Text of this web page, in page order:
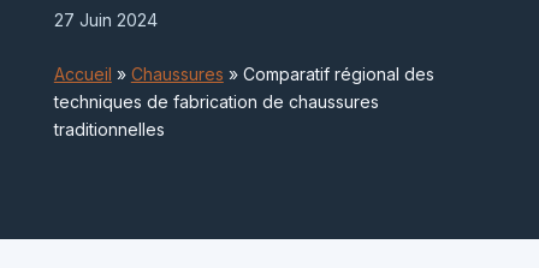
27 Juin 2024
Accueil » Chaussures » Comparatif régional des
techniques de fabrication de chaussures
traditionnelles